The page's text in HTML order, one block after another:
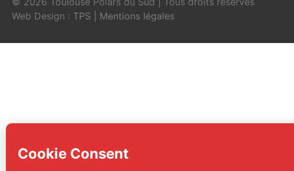
Web Design : TPS Mentions légales